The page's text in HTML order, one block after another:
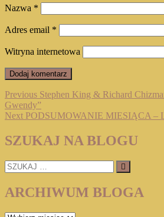
Nazwa *
Adres email *
Witryna internetowa
Nawigacja
wpisu
Previous Previous
post:
Stephen King & Richard
Gwendy”
Next Next
PODSUMOWANIE MIESIĄCA –
SZUKAJ NA BLOGU
SZUKAJ
…
ARCHIWUM BLOGA